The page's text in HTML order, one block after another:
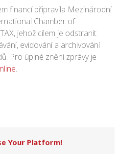
financí připravila Mezinárodní
Chamber of
jehož cílem je odstranit
evidování a archivování
Pro úplné znění zprávy je
.
Your Platform!